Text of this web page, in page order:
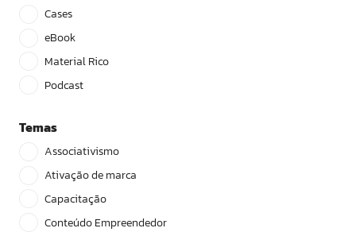
Cases
eBook
Material Rico
Podcast
Temas
Associativismo
Ativação de marca
Capacitação
Conteúdo Empreendedor